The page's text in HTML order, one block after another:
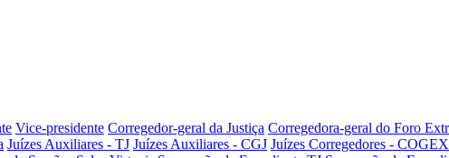
Vice-presidente Corregedor-geral da Justiça Corregedora-geral do Foro
Juízes Auxiliares - TJ Juízes Auxiliares - CGJ Juízes Corregedores - COGEX